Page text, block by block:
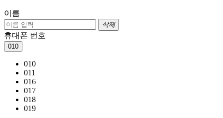
이름
삭제
휴대폰 번호
010
010
011
016
017
018
019